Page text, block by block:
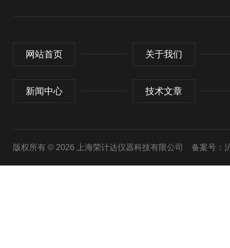
网站首页 关于我们
新闻中心 技术文章
版权所有 © 2026 上海荣计达仪器科技有限公司 备案号：